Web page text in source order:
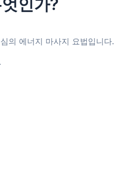
인가?
의 에너지 마사지 요법입니다.